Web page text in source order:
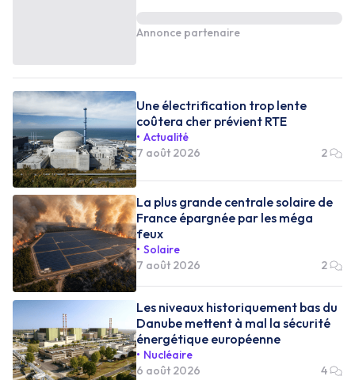
Annonce partenaire
Une électrification trop lente
coûtera cher prévient RTE
Actualité
7 août 2026
2
La plus grande centrale solaire de
France épargnée par les méga
feux
Solaire
7 août 2026
2
Les niveaux historiquement bas du
Danube mettent à mal la sécurité
énergétique européenne
Nucléaire
6 août 2026
4